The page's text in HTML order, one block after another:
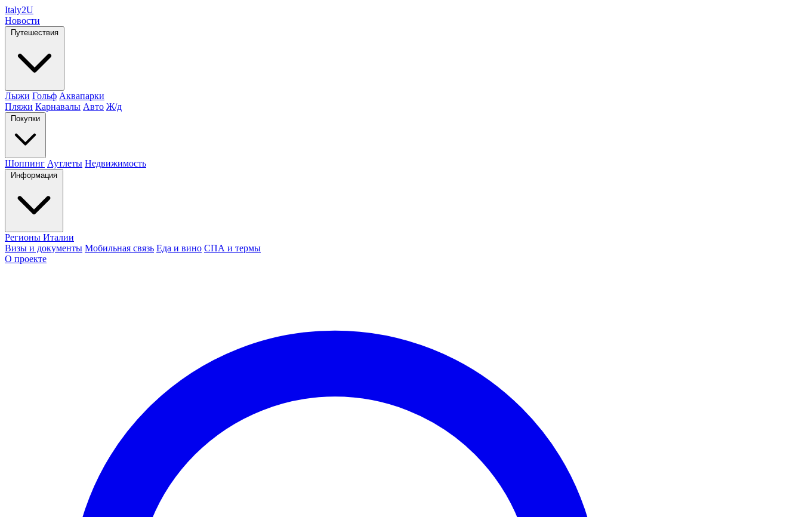
Italy2U
Новости
Путешествия
Лыжи Гольф Аквапарки
Пляжи Карнавалы Авто Ж/д
Покупки
Шоппинг Аутлеты Недвижимость
Информация
Регионы Италии
Визы и документы Мобильная связь Еда и вино СПА и термы
О проекте